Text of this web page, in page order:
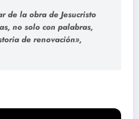
de la obra de Jesucristo
no solo con palabras,
de renovación»,